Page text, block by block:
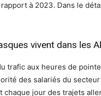
à 2023. Dans le
vivent dans les
trafic aux heures de
des salariés du
chaque jour des trajets